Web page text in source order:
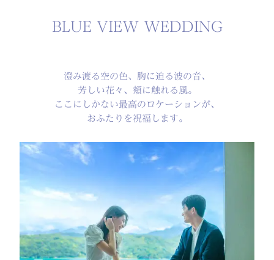
BLUE VIEW WEDDING
澄み渡る空の色、胸に迫る波の音、
芳しい花々、頬に触れる風。
ここにしかない最高のロケーションが、
おふたりを祝福します。